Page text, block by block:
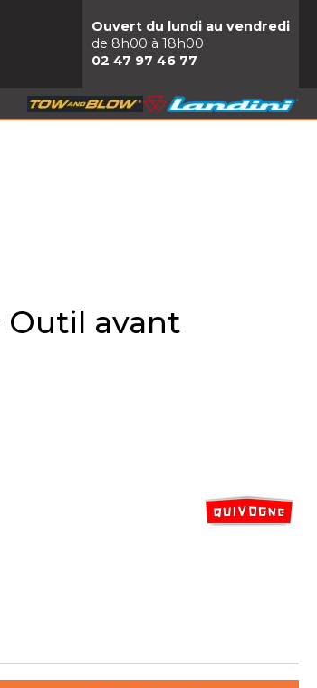
Ouvert du lundi au vendredi
de 8h00 à 18h00
02 47 97 46 77
Outil avant